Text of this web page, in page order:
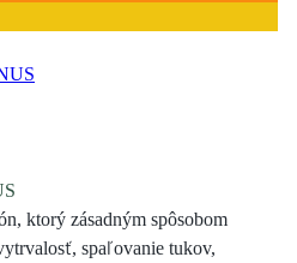
ktorý zásadným spôsobom
spaľovanie tukov,